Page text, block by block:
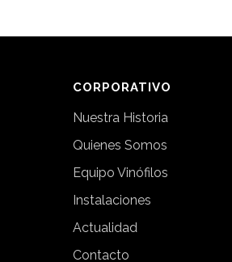
CORPORATIVO
Nuestra Historia
Quienes Somos
Equipo Vinófilos
Instalaciones
Actualidad
Contacto